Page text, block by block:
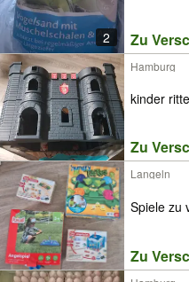
2 Zu
Hamburg
kinder
Zu
Langeln
Spiele zu
Zu